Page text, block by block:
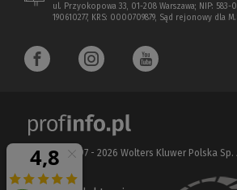
ul. Przyokopowa 33, 01-208 Warszawa; NIP: 583-
190610277, KRS: 0000709879, Sąd rejonowy dla
Copyright 1997 - 2026 Wolters Kluwer Polska Sp.